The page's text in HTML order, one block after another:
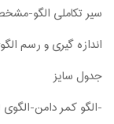
سیر تکاملی الگو-
اندازه گیری و رسم
جدول سایز
-الگو کمر دامن-الگوی